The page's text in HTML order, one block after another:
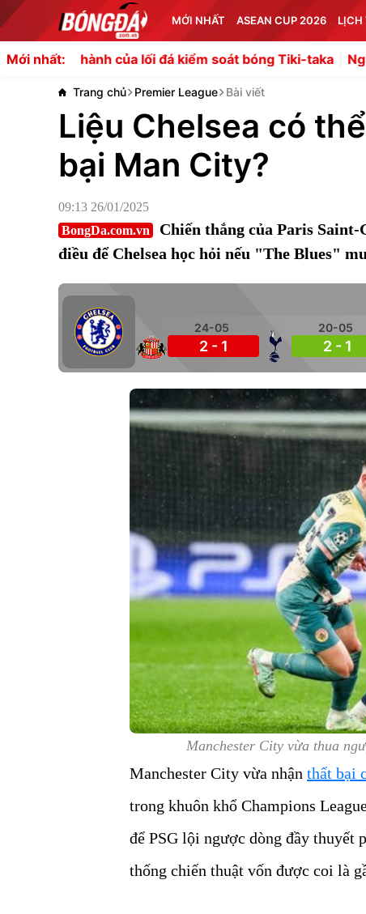
MỚI NHẤT ASEAN CUP 2026 LỊCH
Mới nhất:
của lối đá kiểm soát bóng Tiki-taka Người đại diện
Trang chủ Premier League Bài viết
Liệu Chelsea có
bại Man City?
09:13 26/01/2025
BongDa.com.vn
Chiến thắng của Paris
điều để Chelsea học hỏi nếu "The Blues"
24-05
2 - 1
20-05
2 - 1
Manchester City vừa thua
Manchester City vừa nhận thất bại
trong khuôn khổ Champions
để PSG lội ngược dòng đầy thuyết
thống chiến thuật vốn được coi là